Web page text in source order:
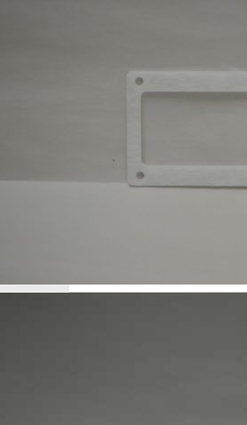
fumées